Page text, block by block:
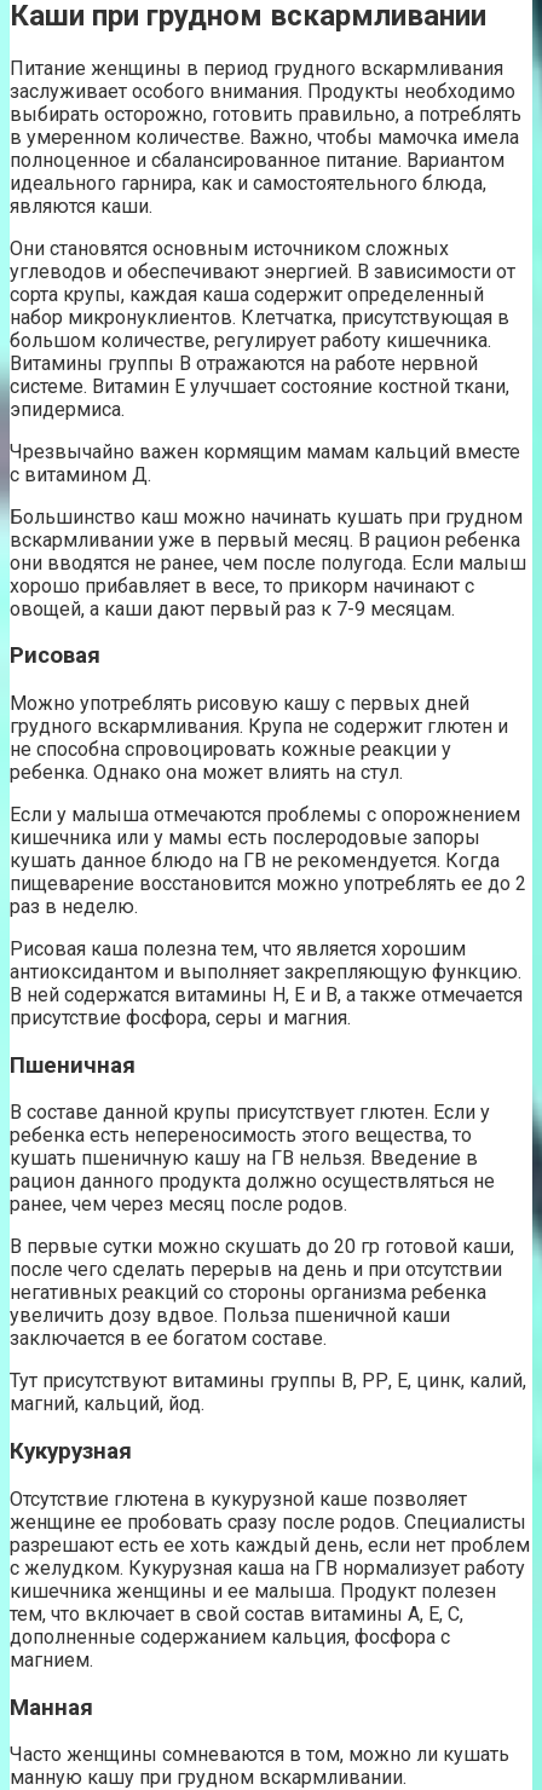
Каши при грудном вскармливании
Питание женщины в период грудного вскармливания
заслуживает особого внимания. Продукты необходимо
выбирать осторожно, готовить правильно, а потреблять
в умеренном количестве. Важно, чтобы мамочка имела
полноценное и сбалансированное питание. Вариантом
идеального гарнира, как и самостоятельного блюда,
являются каши.
Они становятся основным источником сложных
углеводов и обеспечивают энергией. В зависимости от
сорта крупы, каждая каша содержит определенный
набор микронуклиентов. Клетчатка, присутствующая в
большом количестве, регулирует работу кишечника.
Витамины группы В отражаются на работе нервной
системе. Витамин Е улучшает состояние костной ткани,
эпидермиса.
Чрезвычайно важен кормящим мамам кальций вместе
с витамином Д.
Большинство каш можно начинать кушать при грудном
вскармливании уже в первый месяц. В рацион ребенка
они вводятся не ранее, чем после полугода. Если малыш
хорошо прибавляет в весе, то прикорм начинают с
овощей, а каши дают первый раз к 7-9 месяцам.
Рисовая
Можно употреблять рисовую кашу с первых дней
грудного вскармливания. Крупа не содержит глютен и
не способна спровоцировать кожные реакции у
ребенка. Однако она может влиять на стул.
Если у малыша отмечаются проблемы с опорожнением
кишечника или у мамы есть послеродовые запоры
кушать данное блюдо на ГВ не рекомендуется. Когда
пищеварение восстановится можно употреблять ее до 2
раз в неделю.
Рисовая каша полезна тем, что является хорошим
антиоксидантом и выполняет закрепляющую функцию.
В ней содержатся витамины Н, Е и В, а также отмечается
присутствие фосфора, серы и магния.
Пшеничная
В составе данной крупы присутствует глютен. Если у
ребенка есть непереносимость этого вещества, то
кушать пшеничную кашу на ГВ нельзя. Введение в
рацион данного продукта должно осуществляться не
ранее, чем через месяц после родов.
В первые сутки можно скушать до 20 гр готовой каши,
после чего сделать перерыв на день и при отсутствии
негативных реакций со стороны организма ребенка
увеличить дозу вдвое. Польза пшеничной каши
заключается в ее богатом составе.
Тут присутствуют витамины группы В, РР, Е, цинк, калий,
магний, кальций, йод.
Кукурузная
Отсутствие глютена в кукурузной каше позволяет
женщине ее пробовать сразу после родов. Специалисты
разрешают есть ее хоть каждый день, если нет проблем
с желудком. Кукурузная каша на ГВ нормализует работу
кишечника женщины и ее малыша. Продукт полезен
тем, что включает в свой состав витамины А, Е, С,
дополненные содержанием кальция, фосфора с
магнием.
Манная
Часто женщины сомневаются в том, можно ли кушать
манную кашу при грудном вскармливании.